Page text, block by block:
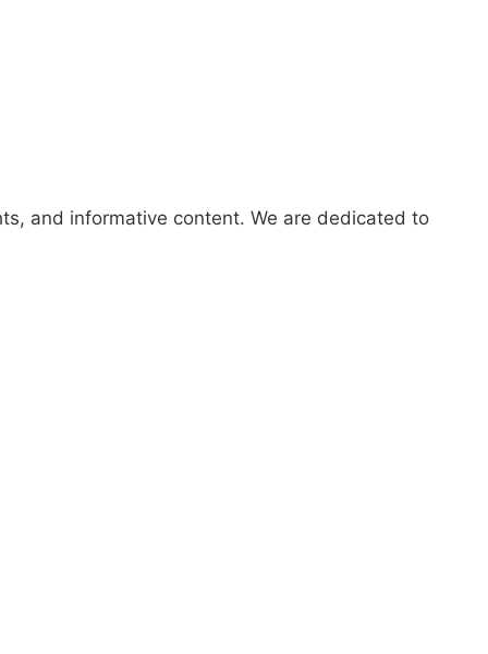
and informative content. We are dedicated to